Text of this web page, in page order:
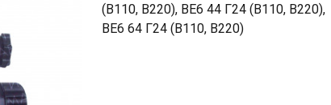
(В110, В220), ВЕ6 44 Г24 (В110, В220),
ВЕ6 64 Г24 (В110, В220)